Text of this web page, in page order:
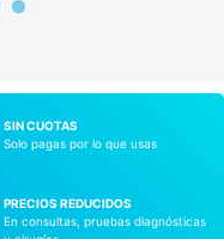
SIN CUOTAS
Solo pagas por lo que usas
PRECIOS REDUCIDOS
En consultas, pruebas diagnósticas